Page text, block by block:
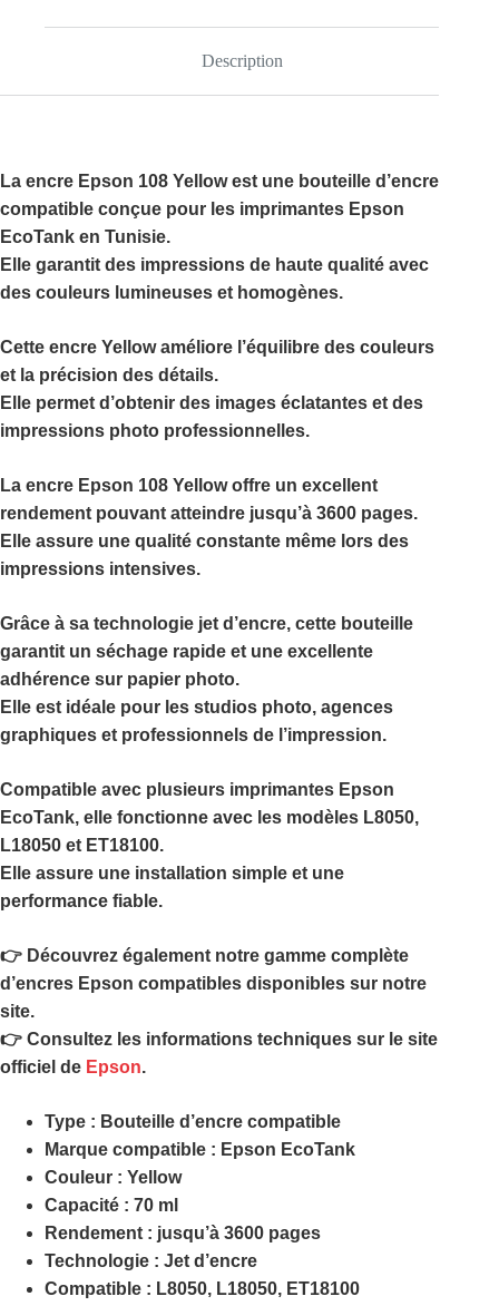
Description
La encre Epson 108 Yellowest une bouteille d’encre
compatible conçue pour les imprimantes Epson
EcoTank en Tunisie.
Elle garantit des impressions de haute qualité avec
des couleurs lumineuses et homogènes.
Cette encre Yellow améliore l’équilibre des couleurs
et la précision des détails.
Elle permet d’obtenir des images éclatantes et des
impressions photo professionnelles.
La encre Epson 108 Yellowoffre un excellent
rendement pouvant atteindre jusqu’à 3600 pages.
Elle assure une qualité constante même lors des
impressions intensives.
Grâce à sa technologie jet d’encre, cette bouteille
garantit un séchage rapide et une excellente
adhérence sur papier photo.
Elle est idéale pour les studios photo, agences
graphiques et professionnels de l’impression.
Compatible avec plusieurs imprimantes Epson
EcoTank, elle fonctionne avec les modèles L8050,
L18050 et ET18100.
Elle assure une installation simple et une
performance fiable.
👉 Découvrez également notre gamme complète
d’encres Epson compatibles disponibles sur notre
site.
👉 Consultez les informations techniques sur le site
officiel de Epson.
Type : Bouteille d’encre compatible
Marque compatible : Epson EcoTank
Couleur : Yellow
Capacité : 70 ml
Rendement : jusqu’à 3600 pages
Technologie : Jet d’encre
Compatible : L8050, L18050, ET18100